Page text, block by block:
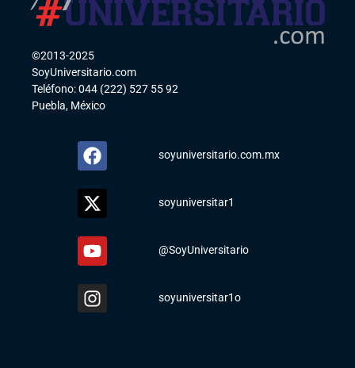
©2013-2025
SoyUniversitario.com
Teléfono: 044 (222) 527 55 92
Puebla, México
soyuniversitario.com.mx
soyuniversitar1
@SoyUniversitario
soyuniversitar1o